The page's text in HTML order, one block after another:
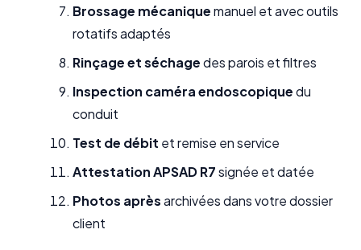
Brossage mécaniquemanuel et avec outils
rotatifs adaptés
Rinçage et séchagedes parois et filtres
Inspection caméra endoscopiquedu
conduit
Test de débit et remise en service
Attestation APSAD R7signée et datée
Photos aprèsarchivées dans votre dossier
client